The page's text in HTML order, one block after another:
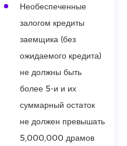
Необеспеченные
залогом кредиты
заемщика (без
ожидаемого кредита)
не должны быть
более 5-и и их
суммарный остаток
не должен превышать
5,000,000 драмов